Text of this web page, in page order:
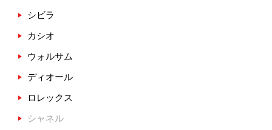
シビラ
カシオ
ウォルサム
ディオール
ロレックス
シャネル